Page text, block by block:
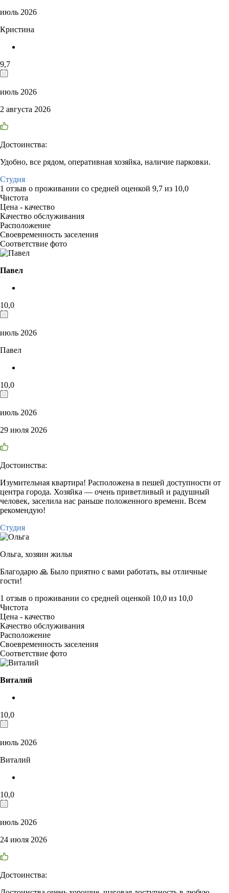
июль 2026
Кристина
9,7
июль 2026
2 августа 2026
Достоинства:
Удобно, все рядом, оперативная хозяйка, наличие парковки.
Студия
1 отзыв о проживании со средней оценкой 9,7 из 10,0
Чистота
Цена - качество
Качество обслуживания
Расположение
Своевременность заселения
Соответствие фото
Павел
10,0
июль 2026
Павел
10,0
июль 2026
29 июля 2026
Достоинства:
Изумительная квартира! Расположена в пешей доступности от
центра города. Хозяйка — очень приветливый и радушный
человек, заселила нас раньше положенного времени. Всем
рекомендую!
Студия
Ольга, хозяин жилья
Благодарю 🙏 Было приятно с вами работать, вы отличные
гости!
1 отзыв о проживании со средней оценкой 10,0 из 10,0
Чистота
Цена - качество
Качество обслуживания
Расположение
Своевременность заселения
Соответствие фото
Виталий
10,0
июль 2026
Виталий
10,0
июль 2026
24 июля 2026
Достоинства: